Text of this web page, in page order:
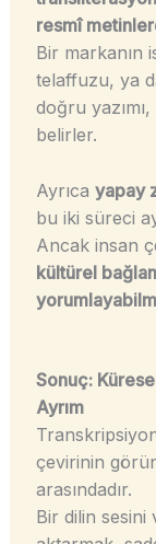
resmî
Bir markanın
telaffuzu, ya
doğru
belirler.
Ayrıca yapay
bu iki süreci
Ancak insan
kültürel
Sonuç:
Ayrım
çevirinin
arasındadır.
Bir dilin